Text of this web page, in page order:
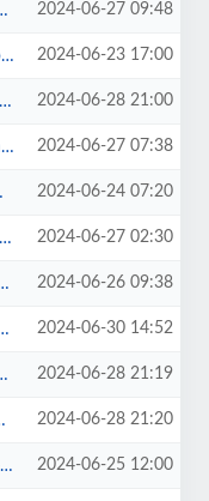
2024-06-27 09:48
2024-06-23 17:00
2024-06-28 21:00
2024-06-27 07:38
2024-06-24 07:20
2024-06-27 02:30
2024-06-26 09:38
2024-06-30 14:52
2024-06-28 21:19
2024-06-28 21:20
2024-06-25 12:00